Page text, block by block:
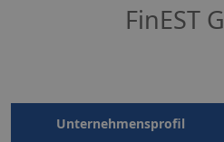
FinEST
Unternehmensprofil